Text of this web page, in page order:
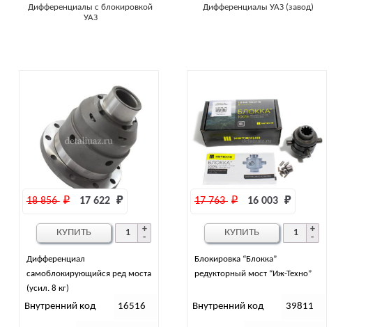
Дифференциалы с блокировкой
УАЗ
Дифференциалы УАЗ (завод)
Дифференциал
самоблокирующийся ред моста
(усил. 8 кг)
18 856 ₽ 17 622 ₽
Внутренний код 16516
КУПИТЬ
Блокировка “Блокка”
редукторный мост “Иж-Техно”
17 763 ₽ 16 003 ₽
Внутренний код 39811
КУПИТЬ